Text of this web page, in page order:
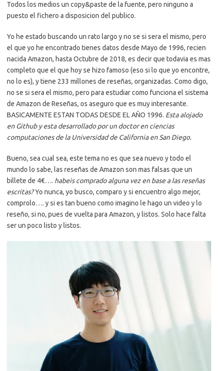
Todos los medios un copy&paste de la fuente, pero ninguno a
puesto el fichero a disposicion del publico.
Yo he estado buscando un rato largo y no se si sera el mismo, pero
el que yo he encontrado tienes datos desde Mayo de 1996, recien
nacida Amazon, hasta Octubre de 2018, es decir que todavia es mas
completo que el que hoy se hizo famoso (eso si lo que yo encontre,
no lo es), y tiene 233 millones de reseñas, organizadas. Como digo,
no se si sera el mismo, pero para estudiar como funciona el sistema
de Amazon de Reseñas, os aseguro que es muy interesante.
BASICAMENTE ESTAN TODAS DESDE EL AÑO 1996. Esta alojado
en Github y esta desarrollado por un doctor en ciencias
computaciones de la Universidad de California en San Diego.
Bueno, sea cual sea, este tema no es que sea nuevo y todo el
mundo lo sabe, las reseñas de Amazon son mas falsas que un
billete de 4€…. habeis comprado alguna vez en base a las reseñas
escritas?Yo nunca, yo busco, comparo y si encuentro algo mejor,
comprolo…. y si es tan bueno como imagino le hago un video y lo
reseño, si no, pues de vuelta para Amazon, y listos. Solo hace falta
ser un poco listo y listos.